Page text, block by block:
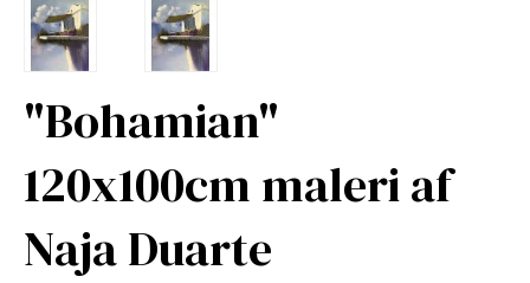
"Bohamian"
120x100cm maleri af
Naja Duarte